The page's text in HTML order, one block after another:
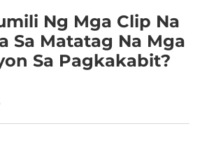
Ng Mga Clip Na
Sa Matatag Na Mga
Sa Pagkakabit?